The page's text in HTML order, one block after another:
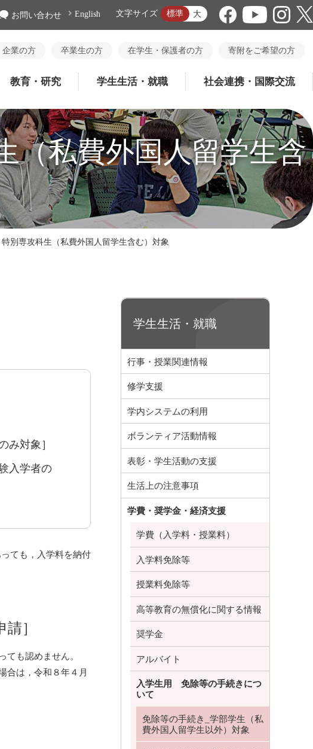
お問い合わせ English 文字サイズ 標準 大
企業の方 卒業生の方 在学生・保護者の方 寄附をご希望の方
教育・研究 学生生活・就職 社会連携・国際交流
（私費外国人留学生含
別専攻科生（私費外国人留学生含む）対象
み対象］
入学者の
ても，入学料を納付
］
も認めません。
合は，令和８年４月
学生生活・就職
行事・授業関連情報
修学支援
学内システムの利用
ボランティア活動情報
表彰・学生活動の支援
生活上の注意事項
学費・奨学金・経済支援
学費（入学料・授業料）
入学料免除等
授業料免除等
高等教育の無償化に関する情報
奨学金
アルバイト
入学生用 免除等の手続きにつ
いて
免除等の手続き_学部学生（私
費外国人留学生以外）対象